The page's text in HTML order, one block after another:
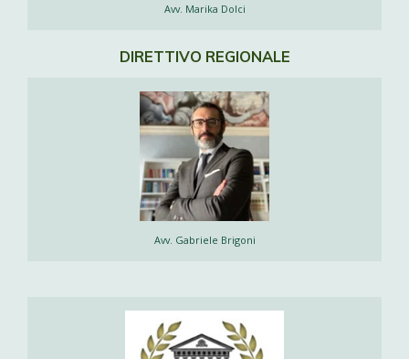
Avv. Marika Dolci
DIRETTIVO REGIONALE
Avv. Gabriele Brigoni